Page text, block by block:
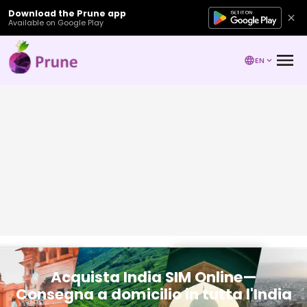
Download the Prune app
Available on Google Play
EN
Acquista India SIM Online—
Consegna a domicilio in tutta l'India